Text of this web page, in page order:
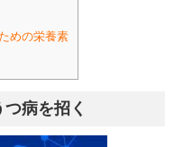
めの栄養素
病を招く